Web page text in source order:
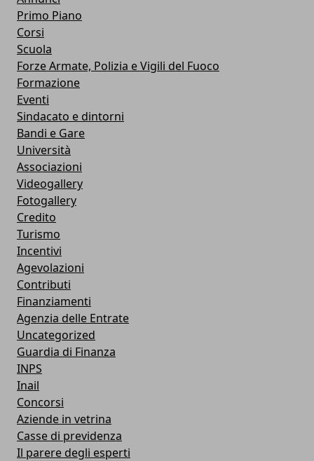
Primo Piano
Corsi
Scuola
Forze Armate, Polizia e Vigili del Fuoco
Formazione
Eventi
Sindacato e dintorni
Bandi e Gare
Università
Associazioni
Videogallery
Fotogallery
Credito
Turismo
Incentivi
Agevolazioni
Contributi
Finanziamenti
Agenzia delle Entrate
Uncategorized
Guardia di Finanza
INPS
Inail
Concorsi
Aziende in vetrina
Casse di previdenza
Il parere degli esperti